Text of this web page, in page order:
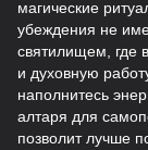
магические
убеждения не
святилищем, где
и духовную
наполнитесь
алтаря для
позволит лучше